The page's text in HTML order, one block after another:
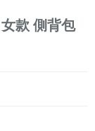
款 側背包